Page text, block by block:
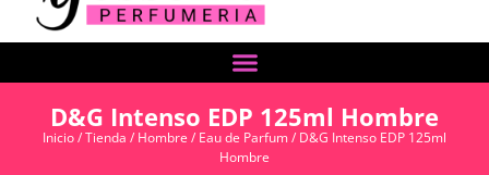
D&G Intenso EDP 125ml Hombre
Inicio/Tienda / Hombre / Eau de Parfum/ D&G Intenso EDP 125ml
Hombre